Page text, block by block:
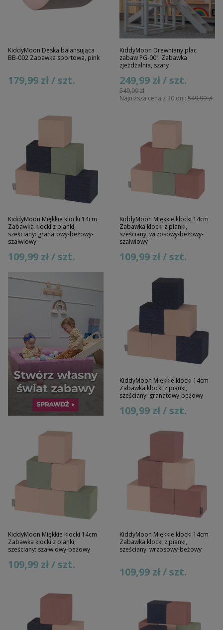
KiddyMoon Deska balansująca
BB-002 Zabawka sportowa, pink
179,99 zł / szt.
KiddyMoon Drewniany plac
zabaw PG-001 Zabawka
zjeżdżalnia, szary
549,99 zł
249,99 zł / szt.
Najniższa cena z 30 dni: 549,99 zł
KiddyMoon Miękkie klocki 14cm
Zabawka klocki z pianki,
sześciany: granatowy-beżowy-
szałwiowy
109,99 zł / szt.
KiddyMoon Miękkie klocki 14cm
Zabawka klocki z pianki,
sześciany: wrzosowy-beżowy-
szałwiowy
109,99 zł / szt.
KiddyMoon Miękkie klocki 14cm
Zabawka klocki z pianki,
sześciany: granatowy-beżowy
109,99 zł / szt.
KiddyMoon Miękkie klocki 14cm
Zabawka klocki z pianki,
sześciany: szałwiowy-beżowy
109,99 zł / szt.
KiddyMoon Miękkie klocki 14cm
Zabawka klocki z pianki,
sześciany: wrzosowy-beżowy
109,99 zł / szt.